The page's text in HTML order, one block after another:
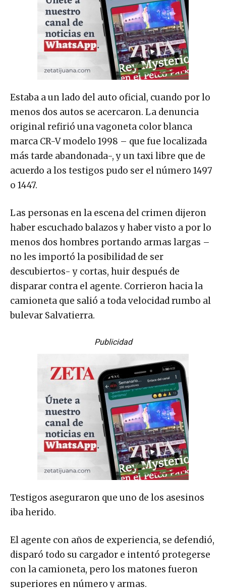
Estaba a un lado del auto oficial, cuando por lo
menos dos autos se acercaron. La denuncia
original refirió una vagoneta color blanca
marca CR-V modelo 1998 – que fue localizada
más tarde abandonada-, y un taxi libre que de
acuerdo a los testigos pudo ser el número 1497
o 1447.
Las personas en la escena del crimen dijeron
haber escuchado balazos y haber visto a por lo
menos dos hombres portando armas largas –
no les importó la posibilidad de ser
descubiertos- y cortas, huir después de
disparar contra el agente. Corrieron hacia la
camioneta que salió a toda velocidad rumbo al
bulevar Salvatierra.
Publicidad
Testigos aseguraron que uno de los asesinos
iba herido.
El agente con años de experiencia, se defendió,
disparó todo su cargador e intentó protegerse
con la camioneta, pero los matones fueron
superiores en número y armas.